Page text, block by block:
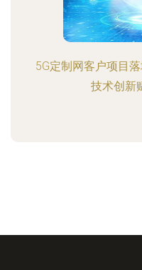
5G定制网客户项目
技术创新